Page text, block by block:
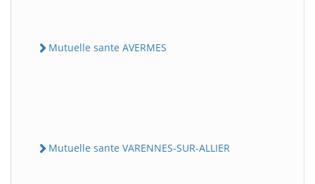
Mutuelle sante AVERMES
Mutuelle sante VARENNES-SUR-ALLIER